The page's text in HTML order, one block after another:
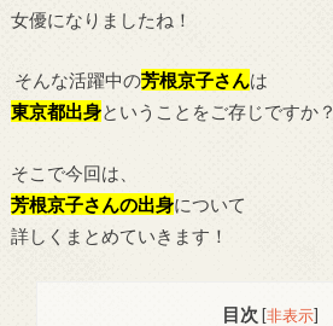
女優になりましたね！
そんな活躍中の芳根京子さんは
東京都出身ということをご存じですか？
そこで今回は、
芳根京子さんの出身について
詳しくまとめていきます！
目次 [非表示]